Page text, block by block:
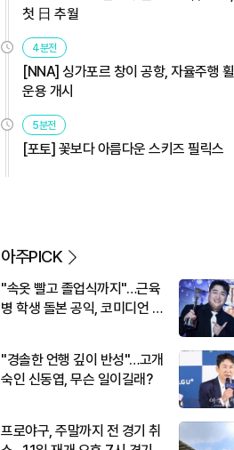
첫 日 추월
4분전
[NNA] 싱가포르 창이 공항, 자율주행
운용 개시
5분전
[포토] 꽃보다 아름다운 스키즈 필릭스
아주PICK
"속옷 빨고 졸업식까지"…근육
병 학생 돌본 공익, 코미디언 김
"경솔한 언행 깊이 반성"…고개
숙인 신동엽, 무슨 일이길래?
프로야구, 주말까지 전 경기 취